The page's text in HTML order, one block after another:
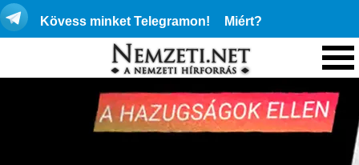
Kövess minket Telegramon! Miért?